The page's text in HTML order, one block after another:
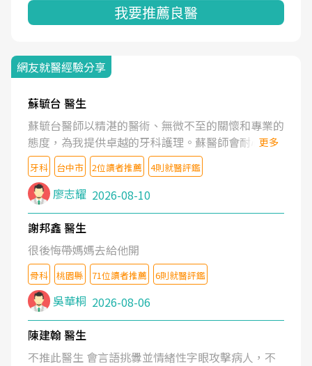
我要推薦良醫
網友就醫經驗分享
蘇毓台 醫生
蘇毓台醫師以精湛的醫術、無微不至的關懷和專業的
態度，為我提供卓越的牙科護理。蘇醫師會耐心了解
我的需求，清楚地解釋治療方案，並營造舒適溫馨的
就診體驗。蘇醫師更鼓勵我維護口腔健康。坦誠的說
蘇醫師是業內最頂尖的牙醫。蘇醫師的醫護團隊也是
一流的水準。
更多
牙科 台中市 2位讀者推薦 4則就醫評鑑
廖志耀 2026-08-10
謝邦鑫 醫生
很後悔帶媽媽去給他開
骨科 桃園縣 71位讀者推薦 6則就醫評鑑
吳華桐 2026-08-06
陳建翰 醫生
不推此醫生 會言語挑釁並情緒性字眼攻擊病人，不